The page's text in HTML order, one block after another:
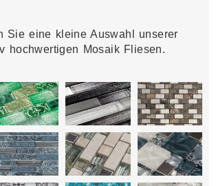
Sie eine kleine Auswahl unserer
hochwertigen Mosaik Fliesen.